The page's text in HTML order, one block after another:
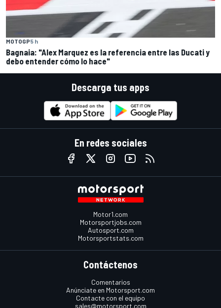
MOTOGP5 h
Bagnaia: "Alex Marquez es la referencia entre las Ducati y
debo entender cómo lo hace"
Descarga tus apps
En redes sociales
Motor1.com
Motorsportjobs.com
Autosport.com
Motorsportstats.com
Contáctenos
Comentarios
Anúnciate en Motorsport.com
Contacte con el equipo
sales@motorsport.com